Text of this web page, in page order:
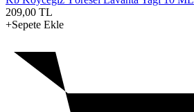
209,00 TL
+Sepete Ekle